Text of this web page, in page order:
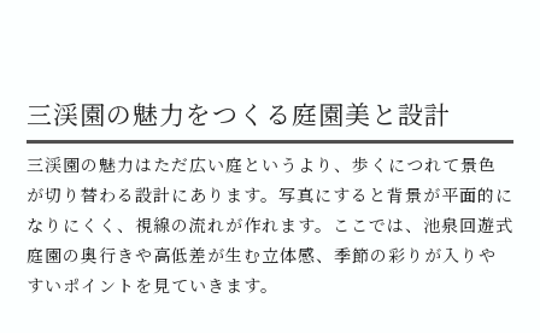
三渓園の魅力をつくる庭園美と設計
三渓園の魅力はただ広い庭というより、歩くにつれて景色
が切り替わる設計にあります。写真にすると背景が平面的に
なりにくく、視線の流れが作れます。ここでは、池泉回遊式
庭園の奥行きや高低差が生む立体感、季節の彩りが入りや
すいポイントを見ていきます。